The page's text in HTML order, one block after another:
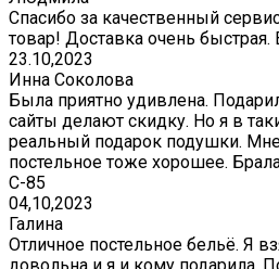
Спасибо за качественный
товар! Доставка очень быстрая.
23.10,2023
Инна Соколова
Была приятно удивлена.
сайты делают скидку. Но я в
реальный подарок подушки.
постельное тоже хорошее.
С-85
04,10,2023
Галина
Отличное постельное бельё. Я